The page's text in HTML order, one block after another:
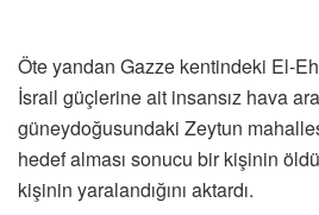
Öte yandan Gazze kentindeki El-
İsrail güçlerine ait insansız hava
güneydoğusundaki Zeytun
hedef alması sonucu bir kişinin
kişinin yaralandığını aktardı.